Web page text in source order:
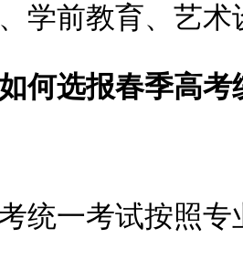
学前教育、艺术
何选报春季高
统一考试按照